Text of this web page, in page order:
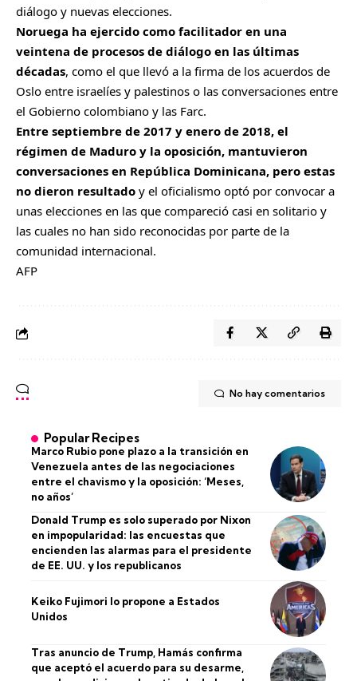
diálogo y nuevas elecciones.
Noruega ha ejercido como facilitador en una
veintena de procesos de diálogo en las últimas
décadas, como el que llevó a la firma de los acuerdos de
Oslo entre israelíes y palestinos o las conversaciones entre
el Gobierno colombiano y las Farc.
Entre septiembre de 2017 y enero de 2018, el
régimen de Maduro y la oposición, mantuvieron
conversaciones en República Dominicana, pero estas
no dieron resultado y el oficialismo optó por convocar a
unas elecciones en las que compareció casi en solitario y
las cuales no han sido reconocidas por parte de la
comunidad internacional.
AFP
No hay comentarios
Popular Recipes
Marco Rubio pone plazo a la transición en
Venezuela antes de las negociaciones
entre el chavismo y la oposición: ‘Meses,
no años’
Donald Trump es solo superado por Nixon
en impopularidad: las encuestas que
encienden las alarmas para el presidente
de EE. UU. y los republicanos
Keiko Fujimori lo propone a Estados
Unidos
Tras anuncio de Trump, Hamás confirma
que aceptó el acuerdo para su desarme,